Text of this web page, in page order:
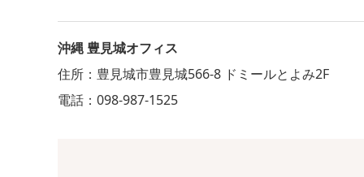
沖縄 豊見城オフィス
住所：豊見城市豊見城566-8 ドミールとよみ2F
電話：098-987-1525